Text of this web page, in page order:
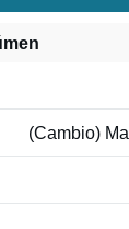
(Cambio)